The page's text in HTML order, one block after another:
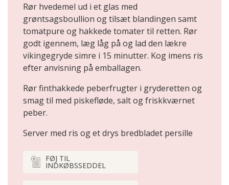
Rør hvedemel ud i et glas med
grøntsagsboullion og tilsæt blandingen samt
tomatpure og hakkede tomater til retten. Rør
godt igennem, læg låg på og lad den lækre
vikingegryde simre i 15 minutter. Kog imens ris
efter anvisning på emballagen.
Rør finthakkede peberfrugter i gryderetten og
smag til med piskefløde, salt og friskkværnet
peber.
Server med ris og et drys bredbladet persille
FØJ TIL
INDKØBSSEDDEL